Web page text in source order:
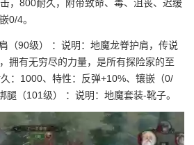
，800耐久，附带致命、毒、沮丧、迟缓
0/4。
（90级） ：说明：地魔龙脊护肩，传说
拥有无穷尽的力量，是所有探险家的至
：1000、特性：反弹+10%、镶嵌（0/
腿（101级） ：说明：地魔套装-靴子。